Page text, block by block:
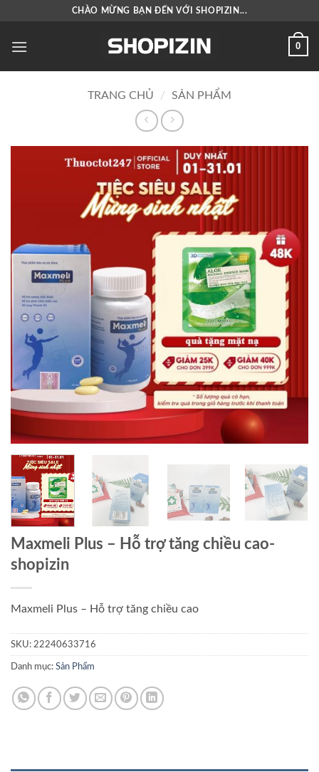
nội
CHÀO MỪNG BẠN ĐẾN VỚI SHOPIZIN...
0
TRANG CHỦ / SẢN PHẨM
Maxmeli Plus – Hỗ trợ tăng chiều cao-
shopizin
Maxmeli Plus – Hỗ trợ tăng chiều cao
SKU: 22240633716
Danh mục: Sản Phẩm